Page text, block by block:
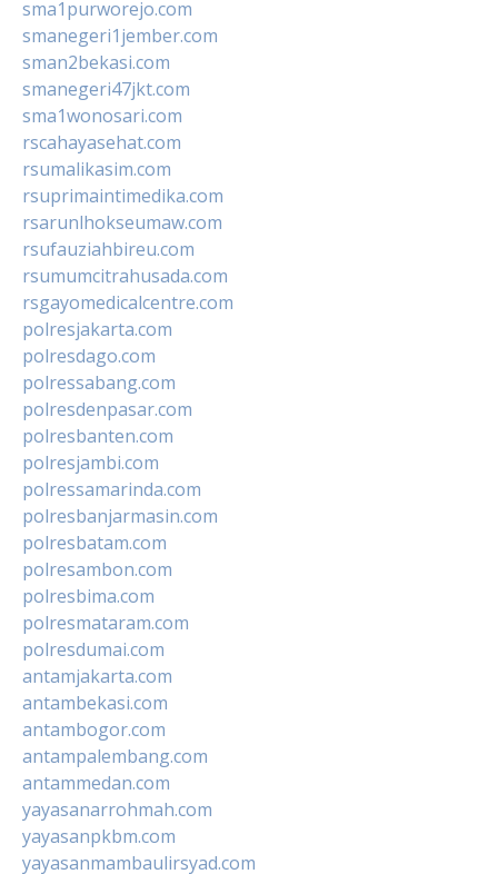
sma1purworejo.com
smanegeri1jember.com
sman2bekasi.com
smanegeri47jkt.com
sma1wonosari.com
rscahayasehat.com
rsumalikasim.com
rsuprimaintimedika.com
rsarunlhokseumaw.com
rsufauziahbireu.com
rsumumcitrahusada.com
rsgayomedicalcentre.com
polresjakarta.com
polresdago.com
polressabang.com
polresdenpasar.com
polresbanten.com
polresjambi.com
polressamarinda.com
polresbanjarmasin.com
polresbatam.com
polresambon.com
polresbima.com
polresmataram.com
polresdumai.com
antamjakarta.com
antambekasi.com
antambogor.com
antampalembang.com
antammedan.com
yayasanarrohmah.com
yayasanpkbm.com
yayasanmambaulirsyad.com